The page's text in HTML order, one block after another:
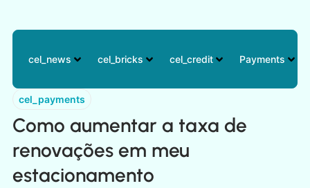
cel_news cel_bricks cel_credit Payments
cel_payments
Como aumentar a taxa de
renovações em meu
estacionamento